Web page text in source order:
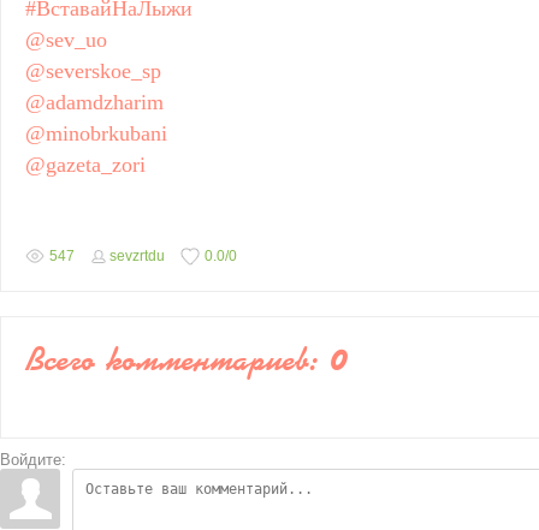
#ВставайНаЛыжи
@sev_uo
@severskoe_sp
@adamdzharim
@minobrkubani
@gazeta_zori
547 sevzrtdu 0.0/0
Всего комментариев: 0
Войдите: